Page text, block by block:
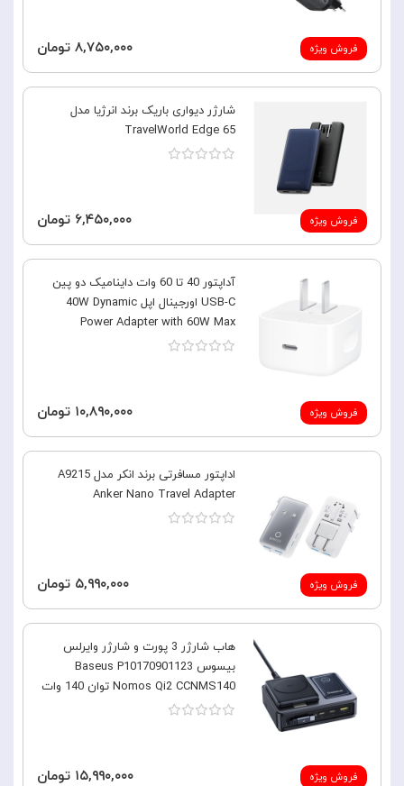
فروش ویژه ۸,۷۵۰,۰۰۰ تومان
فروش ویژه
شارژر دیواری باریک برند انرژیا مدل
TravelWorld Edge 65
۶,۴۵۰,۰۰۰ تومان
فروش ویژه
آداپتور 40 تا 60 وات داینامیک دو پین
USB-C اورجینال اپل 40W Dynamic
Power Adapter with 60W Max
۱۰,۸۹۰,۰۰۰ تومان
فروش ویژه
اداپتور مسافرتی برند انکر مدل A9215
Anker Nano Travel Adapter
۵,۹۹۰,۰۰۰ تومان
فروش ویژه
هاب شارژر 3 پورت و شارژر وایرلس
بیسوس Baseus P10170901123
Nomos Qi2 CCNMS140 توان 140 وات
۱۵,۹۹۰,۰۰۰ تومان